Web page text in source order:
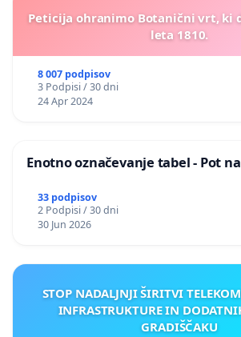
Peticija ohranimo Botanični vrt, ki
leta 1810.
8 007 podpisov
3 Podpisi / 30 dni
24 Apr 2024
Enotno označevanje tabel - Pot
33 podpisov
2 Podpisi / 30 dni
30 Jun 2026
STOP NADALJNJI ŠIRITVI
INFRASTRUKTURE IN
GRADIŠČAKU